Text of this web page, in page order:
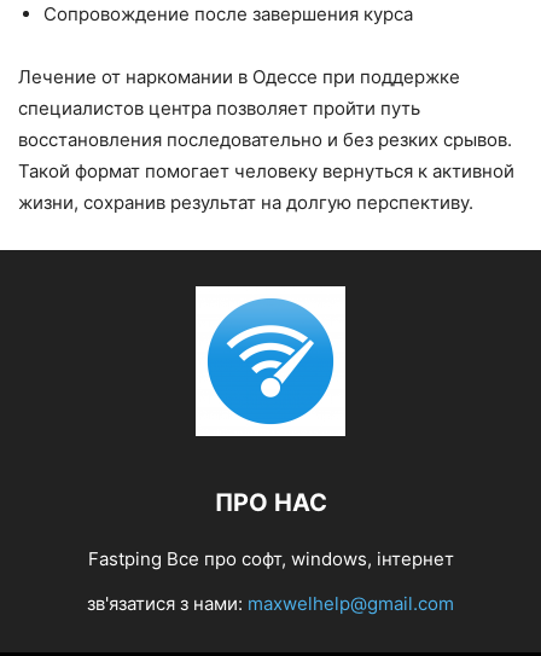
Сопровождение после завершения курса
Лечение от наркомании в Одессе при поддержке
специалистов центра позволяет пройти путь
восстановления последовательно и без резких срывов.
Такой формат помогает человеку вернуться к активной
жизни, сохранив результат на долгую перспективу.
ПРО НАС
Fastping Все про софт, windows, інтернет
зв'язатися з нами: maxwelhelp@gmail.com